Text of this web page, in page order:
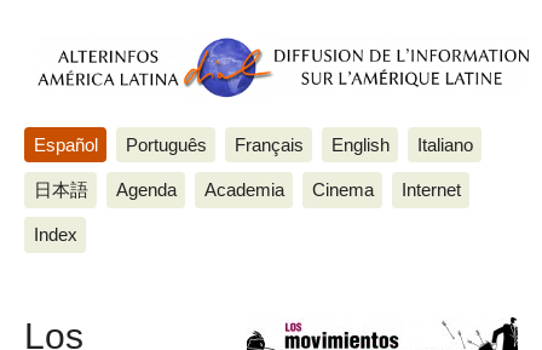
Español Português Français English Italiano
日本語 Agenda Academia Cinema Internet
Index
Los